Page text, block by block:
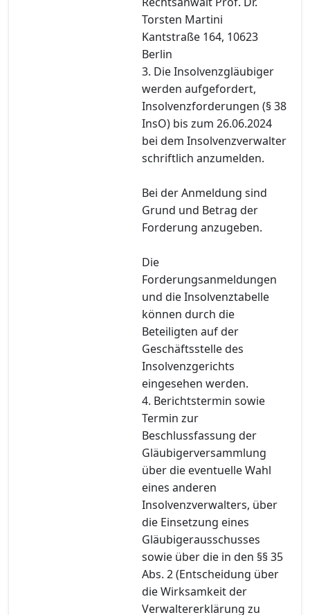
Torsten Martini
Kantstraße 164, 10623
Berlin
3. Die Insolvenzgläubiger
werden aufgefordert,
Insolvenzforderungen (§ 38
InsO) bis zum 26.06.2024
bei dem Insolvenzverwalter
schriftlich anzumelden.
Bei der Anmeldung sind
Grund und Betrag der
Forderung anzugeben.
Die
Forderungsanmeldungen
und die Insolvenztabelle
können durch die
Beteiligten auf der
Geschäftsstelle des
Insolvenzgerichts
eingesehen werden.
4. Berichtstermin sowie
Termin zur
Beschlussfassung der
Gläubigerversammlung
über die eventuelle Wahl
eines anderen
Insolvenzverwalters, über
die Einsetzung eines
Gläubigerausschusses
sowie über die in den §§ 35
Abs. 2 (Entscheidung über
die Wirksamkeit der
Verwaltererklärung zu